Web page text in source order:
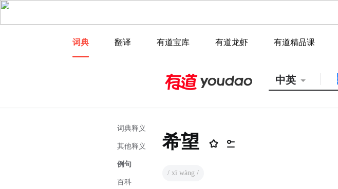
词典 翻译 有道宝库 有道龙虾 有道精品课
中英
词典释义
其他释义
例句
百科
希望
/ xī wàng /